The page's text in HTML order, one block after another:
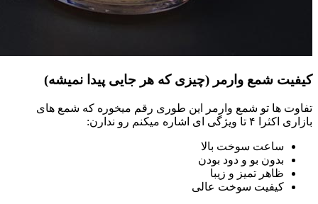
کیفیت شمع وارمر (چیزی که هر جایی پیدا نمیشه)
تفاوت ها تو شمع وارمر این طوری رقم میخوره که شمع های
بازاری اکثرا ۴ تا ویژگی ای اشاره میکنم رو ندارن:
ساعت سوخت بالا
بدون بو و دود بودن
ظاهر تمیز و زیبا
کیفیت سوخت عالی